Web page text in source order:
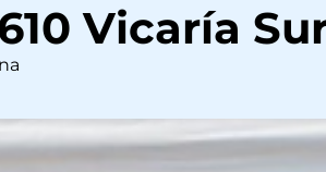
Vicaría